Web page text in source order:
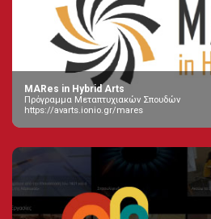
MARes in Hybrid Arts
Πρόγραμμα Μεταπτυχιακών Σπουδών
https://avarts.ionio.gr/mares